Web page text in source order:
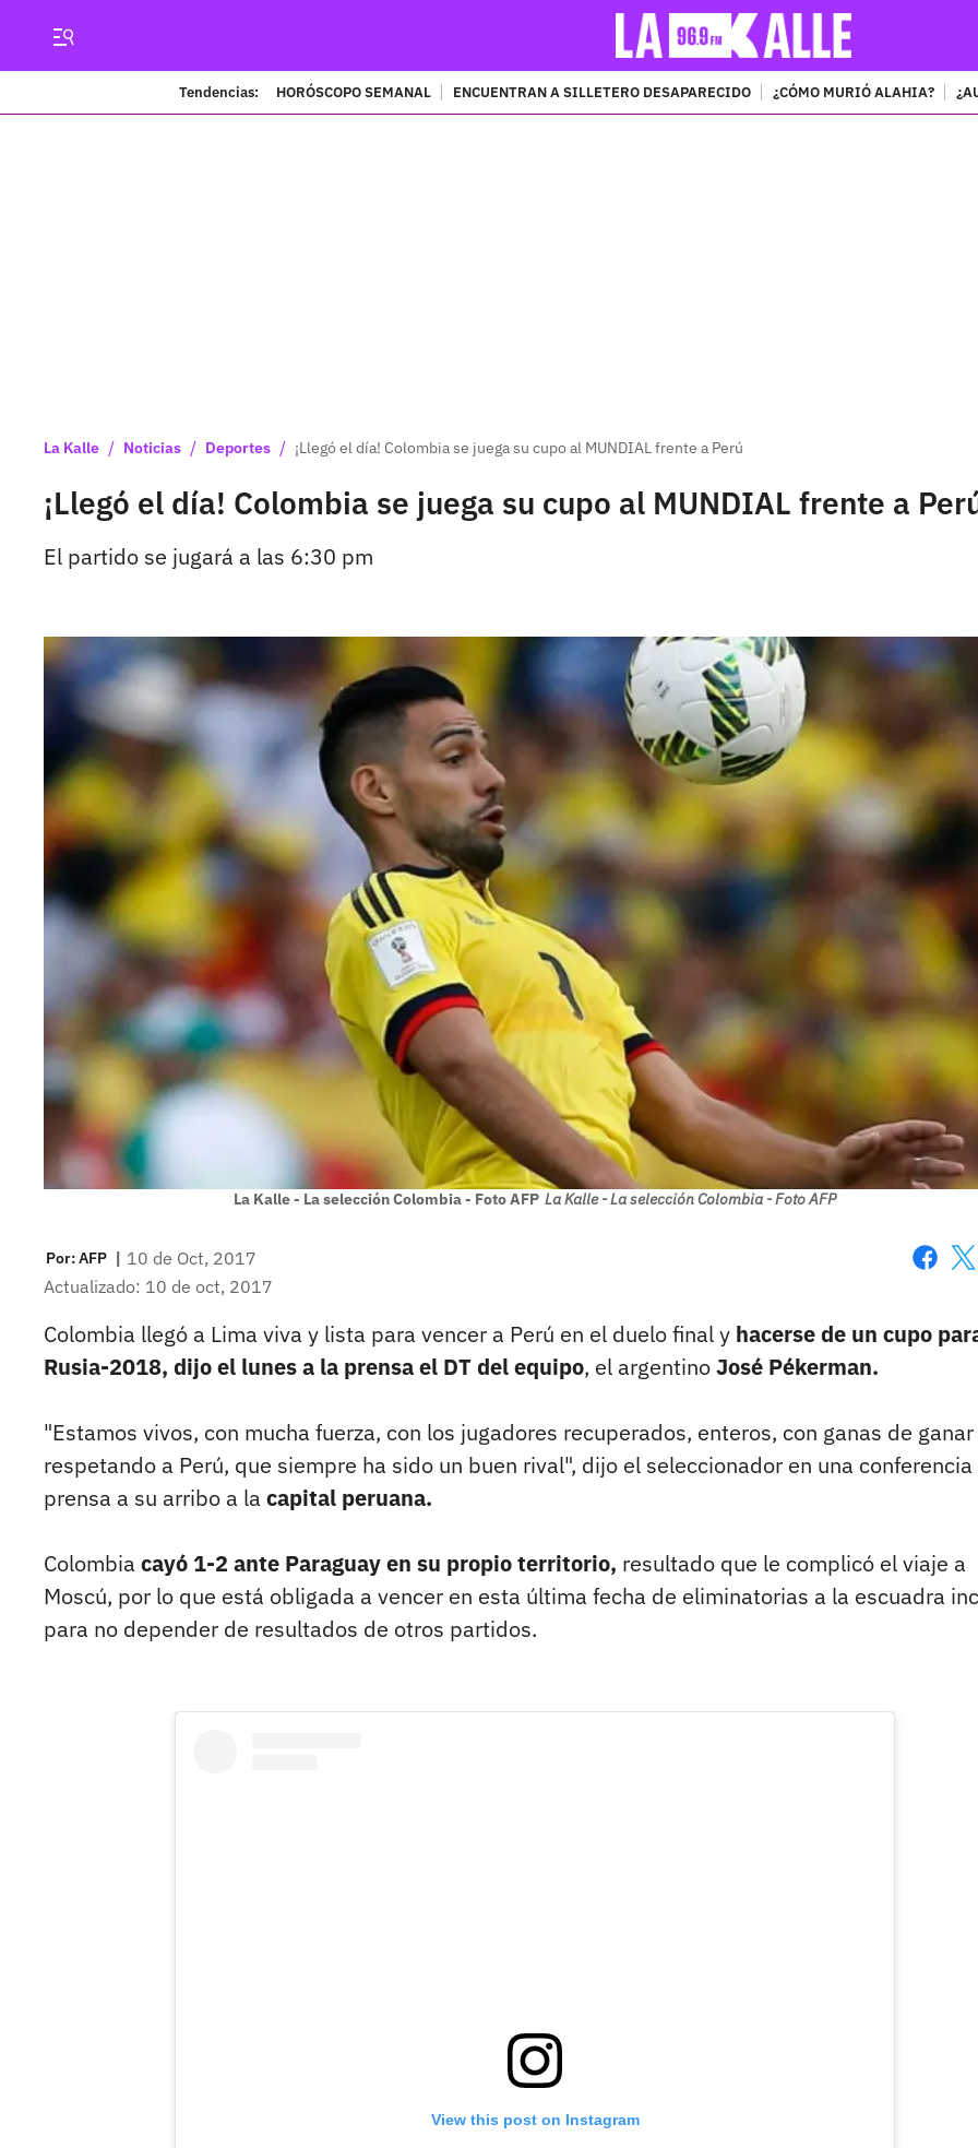
Tendencias: HORÓSCOPO SEMANAL ENCUENTRAN A SILLETERO DESAPARECIDO ¿CÓMO MURIÓ ALAHIA?
La Kalle / Noticias / Deportes / ¡Llegó el día! Colombia se juega su cupo al MUNDIAL frente a Perú
¡Llegó el día! Colombia se juega su cupo al MUNDIAL frente a
El partido se jugará a las 6:30 pm
La Kalle - La selección Colombia - Foto AFP La Kalle - La selección Colombia - Foto AFP
Por:AFP | 10 de Oct, 2017
Actualizado: 10 de oct, 2017
Colombia llegó a Lima viva y lista para vencer a Perú en el duelo final y hacerse de un cupo
Rusia-2018, dijo el lunes a la prensa el DT del equipo, el argentinoJosé Pékerman.
"Estamos vivos, con mucha fuerza, con los jugadores recuperados, enteros, con ganas de
respetando a Perú, que siempre ha sido un buen rival", dijo el seleccionador en una
prensa a su arribo a la capital peruana.
Colombia cayó 1-2 ante Paraguay en su propio territorio, resultado que le complicó el viaje a
Moscú, por lo que está obligada a vencer en esta última fecha de eliminatorias a la escuadra
para no depender de resultados de otros partidos.
View this post on Instagram